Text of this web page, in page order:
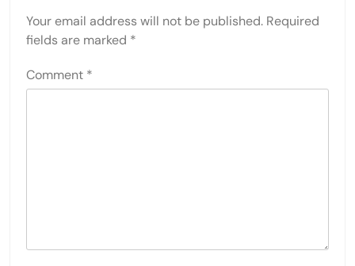
Your email address will not be published. Required
fields are marked *
Comment *